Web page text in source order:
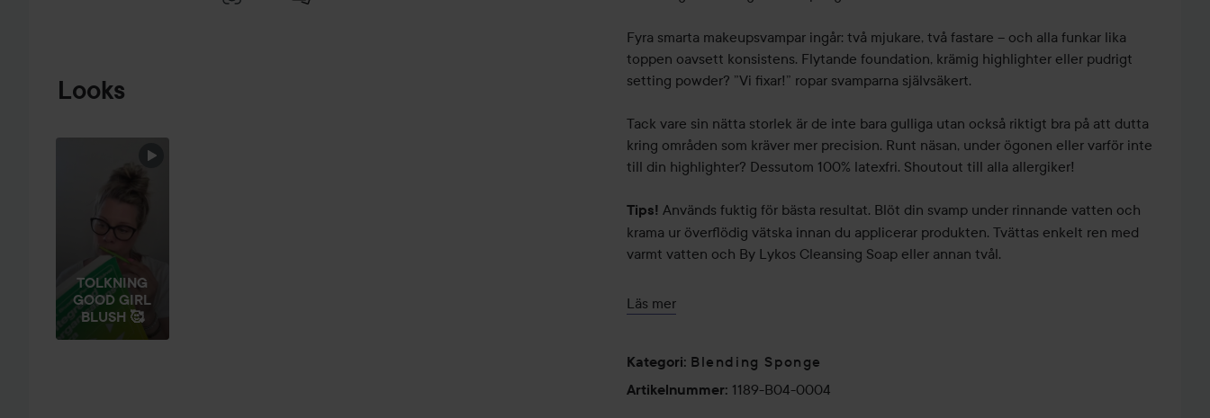
Looks
TOLKNING
GOOD GIRL
BLUSH 🥰
Fyra smarta makeupsvampar ingår: två mjukare, två fastare – och alla funkar lika
toppen oavsett konsistens. Flytande foundation, krämig highlighter eller pudrigt
setting powder? ”Vi fixar!” ropar svamparna självsäkert.
Tack vare sin nätta storlek är de inte bara gulliga utan också riktigt bra på att dutta
kring områden som kräver mer precision. Runt näsan, under ögonen eller varför inte
till din highlighter? Dessutom 100% latexfri. Shoutout till alla allergiker!
Tips! Används fuktig för bästa resultat. Blöt din svamp under rinnande vatten och
krama ur överflödig vätska innan du applicerar produkten. Tvättas enkelt ren med
varmt vatten och By Lykos Cleansing Soap eller annan tvål.
4-pack
Läs mer
Kategori: Blending Sponge
Artikelnummer: 1189-B04-0004